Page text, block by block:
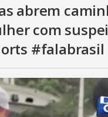
abrem
com
#falabrasil